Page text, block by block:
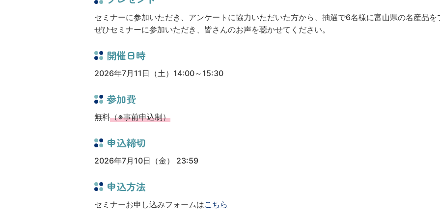
セミナーに参加いただき、アンケートに協力いただいた方から、抽選で6名様に富山県の名産品を
ぜひセミナーに参加いただき、皆さんのお声を聴かせてください。
開催日時
2026年7月11日（土）14:00～15:30
参加費
無料（※事前申込制）
申込締切
2026年7月10日（金） 23:59
申込方法
セミナーお申し込みフォームはこちら